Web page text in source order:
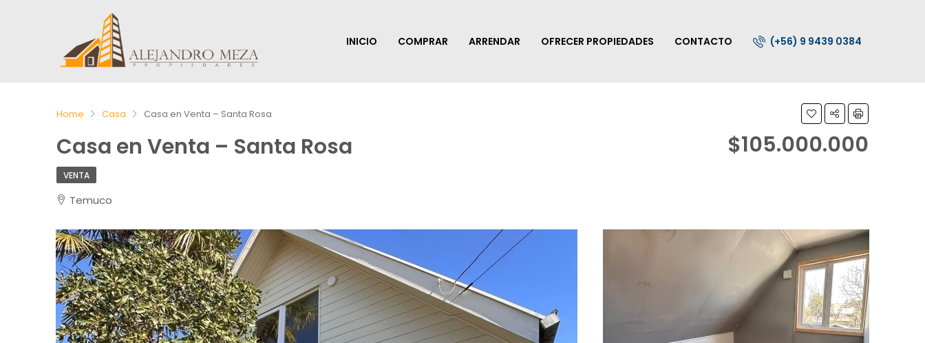
INICIO COMPRAR ARRENDAR OFRECER PROPIEDADES CONTACTO (+56) 9 9439 0384
Home Casa Casa en Venta – Santa Rosa
Casa en Venta – Santa Rosa $105.000.000
VENTA
Temuco